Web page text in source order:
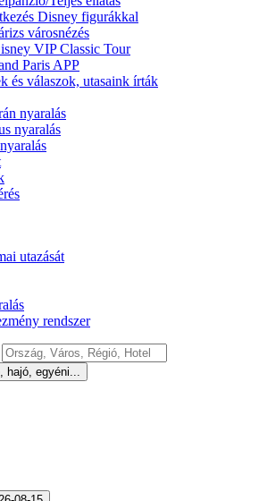
Disney figurákkal
városnézés
VIP Classic Tour
Paris APP
és válaszok, utasaink írták
nyaralás
nyaralás
utazását
rendszer
hajó, egyéni...